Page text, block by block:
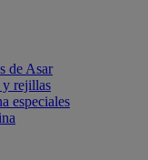
de Asar
y rejillas
especiales